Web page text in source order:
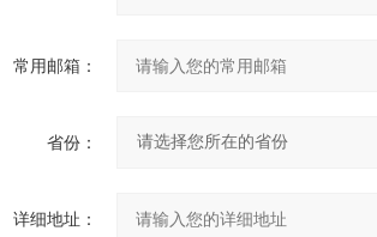
常用邮箱：
省份：
详细地址：